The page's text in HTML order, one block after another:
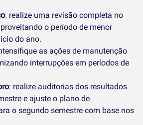
: realize uma revisão completa no
o período de menor
do ano.
as ações de manutenção
interrupções em períodos de
: realize auditorias dos resultados
e ajuste o plano de
o segundo semestre com base nos